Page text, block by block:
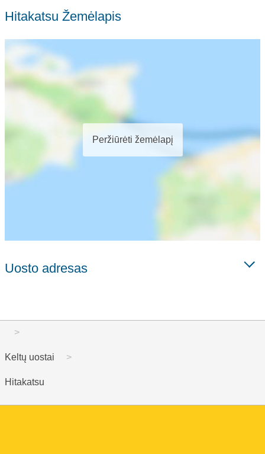
Hitakatsu Žemėlapis
Peržiūrėti žemėlapį
Uosto adresas
Keltų uostai
Hitakatsu